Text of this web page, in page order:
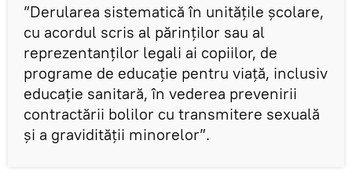
”Derularea sistematică în unitățile școlare,
cu acordul scris al părinților sau al
reprezentanților legali ai copiilor, de
programe de educație pentru viață, inclusiv
educație sanitară, în vederea prevenirii
contractării bolilor cu transmitere sexuală
și a gravidității minorelor”.